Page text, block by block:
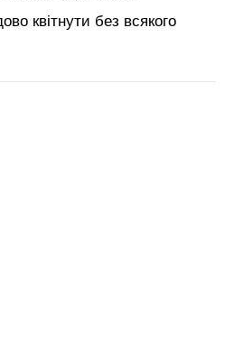
квітнути без всякого